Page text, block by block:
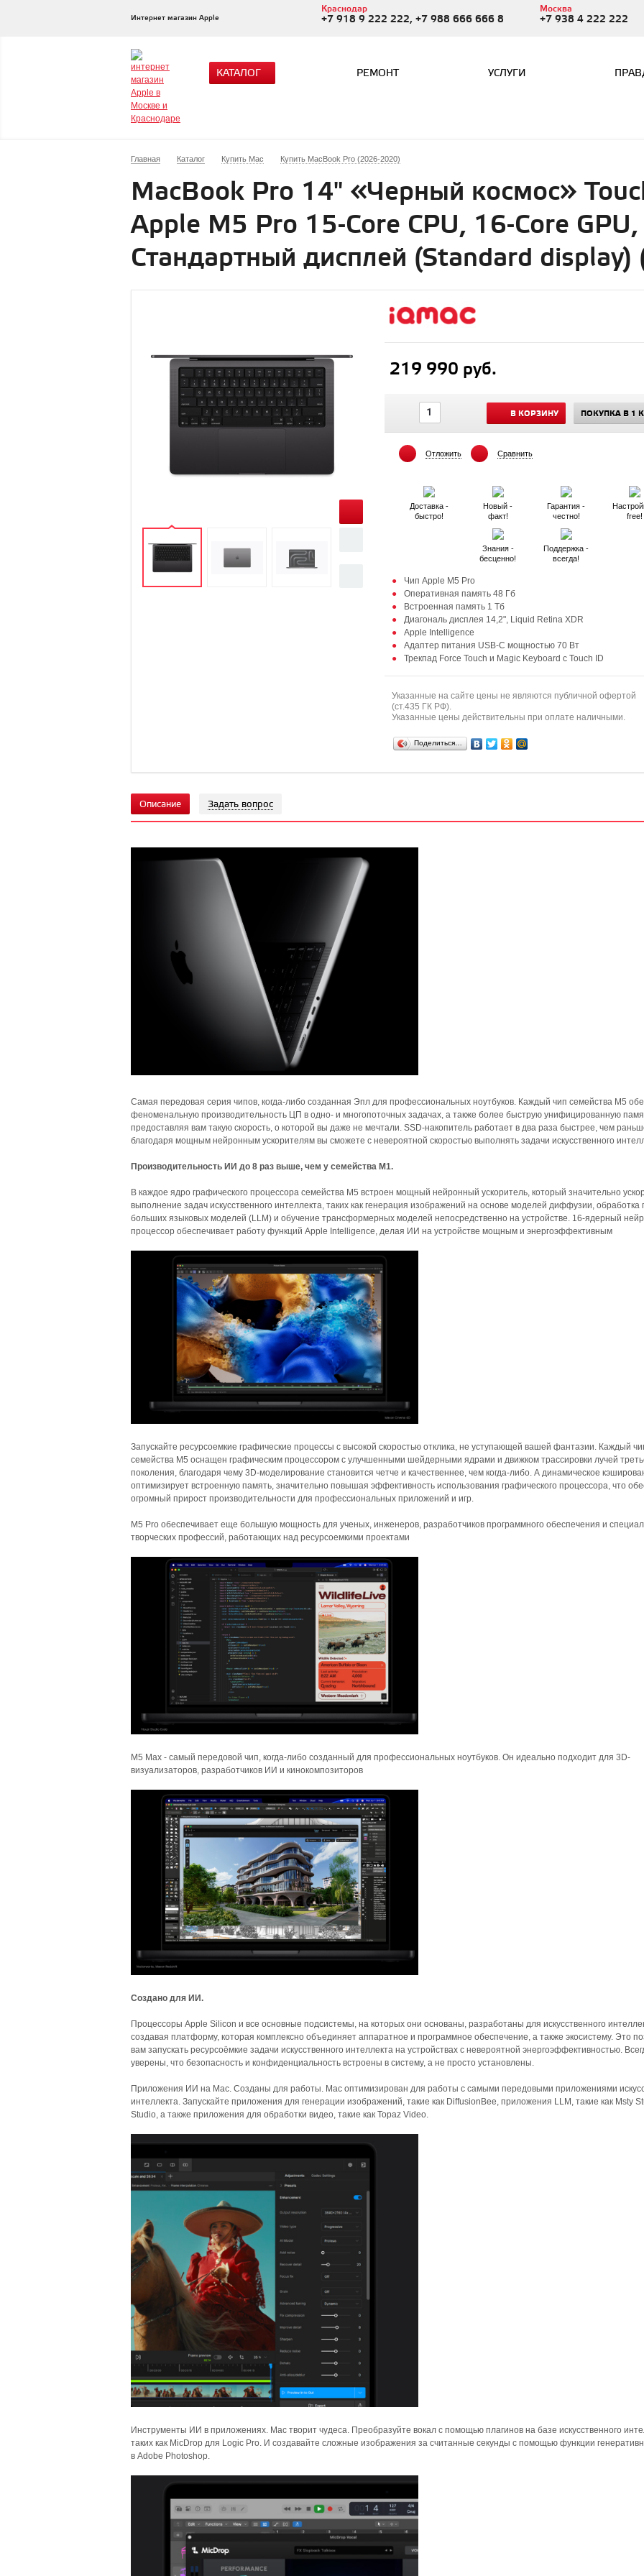
Интернет магазин Apple
Краснодар
+7 918 9 222 222, +7 988 666 666 8
Москва
+7 938 4 222 222
КАТАЛОГ РЕМОНТ УСЛУГИ
Главная Каталог Купить Mac Купить MacBook Pro (2026-2020)
MacBook Pro 14" «Черный космос»
Apple M5 Pro 15-Core CPU, 16-Core
Стандартный дисплей (Standard display)
219 990 руб.
В КОРЗИНУ ПОКУПКА В 1
Отложить Сравнить
Доставка -
быстро!
Новый -
факт!
Гарантия -
честно!
free!
Знания -
бесценно!
Поддержка -
всегда!
Чип Apple M5 Pro
Оперативная память 48 Гб
Встроенная память 1 Тб
Диагональ дисплея 14,2", Liquid Retina XDR
Apple Intelligence
Адаптер питания USB-C мощностью 70 Вт
Трекпад Force Touch и Magic Keyboard с Touch ID
Указанные на сайте цены не являются публичной офертой
(ст.435 ГК РФ).
Указанные цены действительны при оплате наличными.
Поделиться…
Описание Задать вопрос
Самая передовая серия чипов, когда-либо созданная Эпл для профессиональных ноутбуков. Каждый чип семейства M5
феноменальную производительность ЦП в одно- и многопоточных задачах, а также более быструю унифицированную
предоставляя вам такую ​​скорость, о которой вы даже не мечтали. SSD-накопитель работает в два раза быстрее, чем
благодаря мощным нейронным ускорителям вы сможете с невероятной скоростью выполнять задачи искусственного
Производительность ИИ до 8 раз выше, чем у семейства M1.
В каждое ядро ​​графического процессора семейства M5 встроен мощный нейронный ускоритель, который значительно
выполнение задач искусственного интеллекта, таких как генерация изображений на основе моделей диффузии, обработка
больших языковых моделей (LLM) и обучение трансформерных моделей непосредственно на устройстве. 16-ядерный
процессор обеспечивает работу функций Apple Intelligence, делая ИИ на устройстве мощным и энергоэффективным
Запускайте ресурсоемкие графические процессы с высокой скоростью отклика, не уступающей вашей фантазии. Каждый
семейства M5 оснащен графическим процессором с улучшенными шейдерными ядрами и движком трассировки лучей
поколения, благодаря чему 3D-моделирование становится четче и качественнее, чем когда-либо. А динамическое
оптимизирует встроенную память, значительно повышая эффективность использования графического процессора, что
огромный прирост производительности для профессиональных приложений и игр.
M5 Pro обеспечивает еще большую мощность для ученых, инженеров, разработчиков программного обеспечения и
творческих профессий, работающих над ресурсоемкими проектами
M5 Max - самый передовой чип, когда-либо созданный для профессиональных ноутбуков. Он идеально подходит для 3D-
визуализаторов, разработчиков ИИ и кинокомпозиторов
Создано для ИИ.
Процессоры Apple Silicon и все основные подсистемы, на которых они основаны, разработаны для искусственного
создавая платформу, которая комплексно объединяет аппаратное и программное обеспечение, а также экосистему. Это
вам запускать ресурсоёмкие задачи искусственного интеллекта на устройствах с невероятной энергоэффективностью.
уверены, что безопасность и конфиденциальность встроены в систему, а не просто установлены.
Приложения ИИ на Mac. Созданы для работы. Mac оптимизирован для работы с самыми передовыми приложениями
интеллекта. Запускайте приложения для генерации изображений, такие как DiffusionBee, приложения LLM, такие как Msty
Studio, а также приложения для обработки видео, такие как Topaz Video.
Инструменты ИИ в приложениях. Mac творит чудеса. Преобразуйте вокал с помощью плагинов на базе искусственного
таких как MicDrop для Logic Pro. И создавайте сложные изображения за считанные секунды с помощью функции
в Adobe Photoshop.